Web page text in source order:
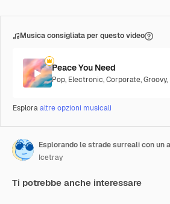
Musica consigliata per questo video
Peace You Need
Pop, Electronic,Corporate,Groovy,
Esploraaltre opzioni musicali
Icetray
Ti potrebbe anche interessare